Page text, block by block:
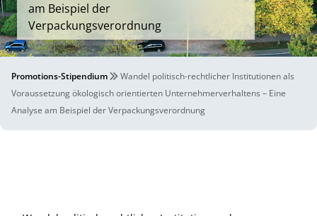
am Beispiel der
Verpackungsverordnung
Promotions-Stipendium
Wandel politisch-rechtlicher Institutionen als
Voraussetzung ökologisch orientierten Unternehmerverhaltens – Eine
Analyse am Beispiel der Verpackungsverordnung